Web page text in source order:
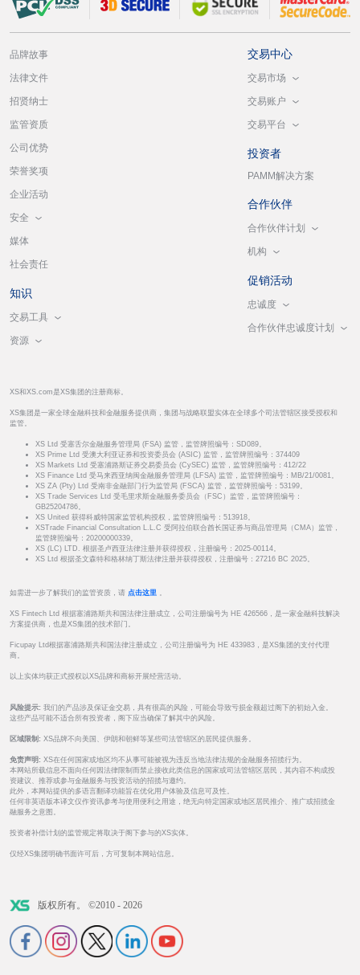
品牌故事
法律文件
招贤纳士
监管资质
公司优势
荣誉奖项
企业活动
安全
媒体
社会责任
知识
交易工具
资源
交易中心
交易市场
交易账户
交易平台
投资者
PAMM解决方案
合作伙伴
合作伙伴计划
机构
促销活动
忠诚度
合作伙伴忠诚度计划
XS和XS.com是XS集团的注册商标。
XS集团是一家全球金融科技和金融服务提供商，集团与战略联盟实体在全球多个司法管辖区接受授权和
监管。
XS Ltd 受塞舌尔金融服务管理局 (FSA) 监管，监管牌照编号：SD089。
XS Prime Ltd 受澳大利亚证券和投资委员会 (ASIC) 监管，监管牌照编号：374409
XS Markets Ltd 受塞浦路斯证券交易委员会 (CySEC) 监管，监管牌照编号：412/22
XS Finance Ltd 受马来西亚纳闽金融服务管理局 (LFSA) 监管，监管牌照编号：MB/21/0081。
XS ZA (Pty) Ltd 受南非金融部门行为监管局 (FSCA) 监管，监管牌照编号：53199。
XS Trade Services Ltd 受毛里求斯金融服务委员会（FSC）监管，监管牌照编号：
GB25204786。
XS United 获得科威特国家监管机构授权，监管牌照编号：513918。
XSTrade Financial Consultation L.L.C 受阿拉伯联合酋长国证券与商品管理局（CMA）监管，
监管牌照编号：20200000339。
XS (LC) LTD. 根据圣卢西亚法律注册并获得授权，注册编号：2025-00114。
XS Ltd 根据圣文森特和格林纳丁斯法律注册并获得授权，注册编号：27216 BC 2025。
如需进一步了解我们的监管资质，请 点击这里 。
XS Fintech Ltd 根据塞浦路斯共和国法律注册成立，公司注册编号为 HE 426566，是一家金融科技解决
方案提供商，也是XS集团的技术部门。
Ficupay Ltd根据塞浦路斯共和国法律注册成立，公司注册编号为 HE 433983，是XS集团的支付代理
商。
以上实体均获正式授权以XS品牌和商标开展经营活动。
风险提示: 我们的产品涉及保证金交易，具有很高的风险，可能会导致亏损金额超过阁下的初始入金。
这些产品可能不适合所有投资者，阁下应当确保了解其中的风险。
区域限制: XS品牌不向美国、伊朗和朝鲜等某些司法管辖区的居民提供服务。
免责声明: XS在任何国家或地区均不从事可能被视为违反当地法律法规的金融服务招揽行为。
本网站所载信息不面向任何因法律限制而禁止接收此类信息的国家或司法管辖区居民，其内容不构成投
资建议、推荐或参与金融服务与投资活动的招揽与邀约。
此外，本网站提供的多语言翻译功能旨在优化用户体验及信息可及性。
任何非英语版本译文仅作资讯参考与使用便利之用途，绝无向特定国家或地区居民推介、推广或招揽金
融服务之意图。
投资者补偿计划的监管规定将取决于阁下参与的XS实体。
仅经XS集团明确书面许可后，方可复制本网站信息。
版权所有。 ©2010 - 2026